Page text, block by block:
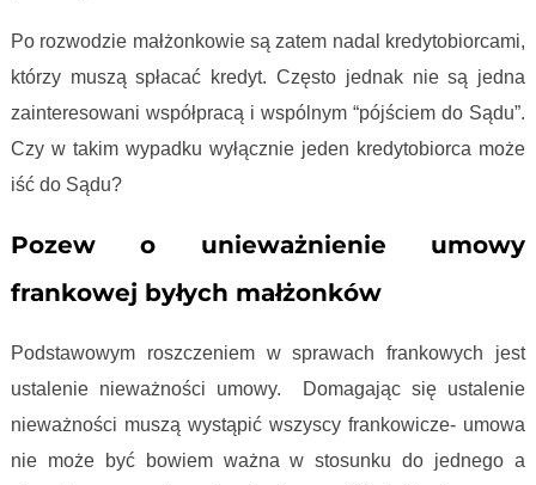
Po rozwodzie małżonkowie są zatem nadal kredytobiorcami,
którzy muszą spłacać kredyt. Często jednak nie są jedna
zainteresowani współpracą i wspólnym “pójściem do Sądu”.
Czy w takim wypadku wyłącznie jeden kredytobiorca może
iść do Sądu?
Pozew o unieważnienie umowy
frankowej byłych małżonków
Podstawowym roszczeniem w sprawach frankowych jest
ustalenie nieważności umowy. Domagając się ustalenie
nieważności muszą wystąpić wszyscy frankowicze- umowa
nie może być bowiem ważna w stosunku do jednego a